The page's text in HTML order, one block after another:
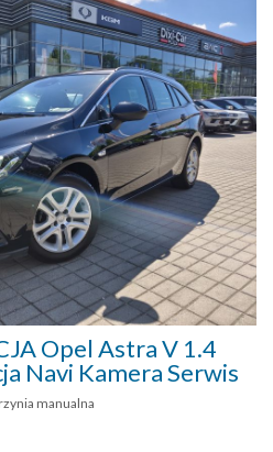
Opel Astra V 1.4
Navi Kamera Serwis
manualna